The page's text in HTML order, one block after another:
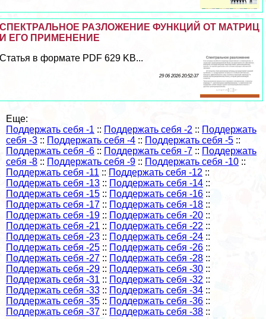
СПЕКТРАЛЬНОЕ РАЗЛОЖЕНИЕ ФУНКЦИЙ ОТ МАТРИЦ
И ЕГО ПРИМЕНЕНИЕ
Статья в формате PDF 629 KB...
29 06 2026 20:52:37
Еще:
Поддержать себя -1 :: Поддержать себя -2 :: Поддержать
себя -3 :: Поддержать себя -4 :: Поддержать себя -5 ::
Поддержать себя -6 :: Поддержать себя -7 :: Поддержать
себя -8 :: Поддержать себя -9 :: Поддержать себя -10 ::
Поддержать себя -11 :: Поддержать себя -12 ::
Поддержать себя -13 :: Поддержать себя -14 ::
Поддержать себя -15 :: Поддержать себя -16 ::
Поддержать себя -17 :: Поддержать себя -18 ::
Поддержать себя -19 :: Поддержать себя -20 ::
Поддержать себя -21 :: Поддержать себя -22 ::
Поддержать себя -23 :: Поддержать себя -24 ::
Поддержать себя -25 :: Поддержать себя -26 ::
Поддержать себя -27 :: Поддержать себя -28 ::
Поддержать себя -29 :: Поддержать себя -30 ::
Поддержать себя -31 :: Поддержать себя -32 ::
Поддержать себя -33 :: Поддержать себя -34 ::
Поддержать себя -35 :: Поддержать себя -36 ::
Поддержать себя -37 :: Поддержать себя -38 ::